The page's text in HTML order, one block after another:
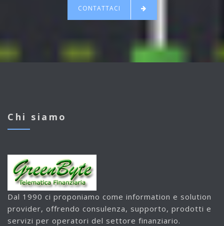
CONTATTACI
Chi siamo
Dal 1990 ci proponiamo come information e solution
provider, offrendo consulenza, supporto, prodotti e
servizi per operatori del settore finanziario.